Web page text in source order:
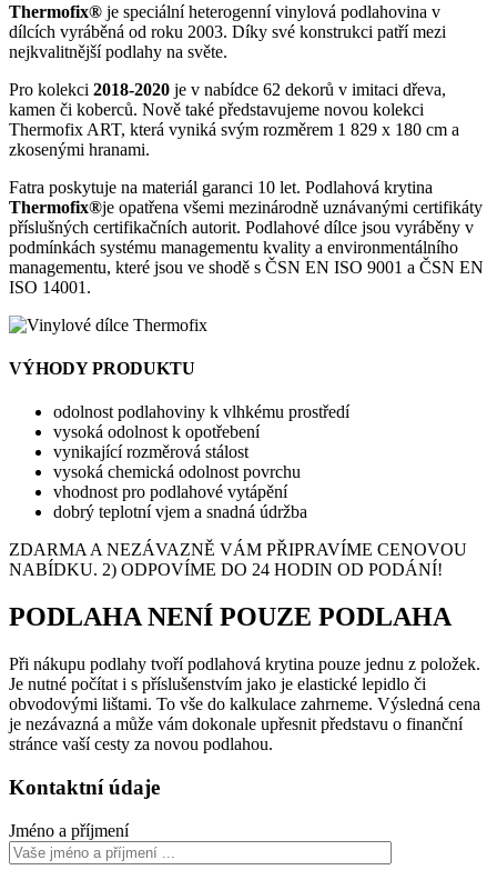
Thermofix® je speciální heterogenní vinylová podlahovina v
dílcích vyráběná od roku 2003. Díky své konstrukci patří mezi
nejkvalitnější podlahy na světe.
Pro kolekci 2018-2020 je v nabídce 62 dekorů v imitaci dřeva,
kamen či koberců. Nově také představujeme novou kolekci
Thermofix ART, která vyniká svým rozměrem 1 829 x 180 cm a
zkosenými hranami.
Fatra poskytuje na materiál garanci 10 let. Podlahová krytina
Thermofix®je opatřena všemi mezinárodně uznávanými certifikáty
příslušných certifikačních autorit. Podlahové dílce jsou vyráběny v
podmínkách systému managementu kvality a environmentálního
managementu, které jsou ve shodě s ČSN EN ISO 9001 a ČSN EN
ISO 14001.
VÝHODY PRODUKTU
odolnost podlahoviny k vlhkému prostředí
vysoká odolnost k opotřebení
vynikající rozměrová stálost
vysoká chemická odolnost povrchu
vhodnost pro podlahové vytápění
dobrý teplotní vjem a snadná údržba
ZDARMA A NEZÁVAZNĚ VÁM PŘIPRAVÍME CENOVOU
NABÍDKU. 2) ODPOVÍME DO 24 HODIN OD PODÁNÍ!
PODLAHA NENÍ POUZE PODLAHA
Při nákupu podlahy tvoří podlahová krytina pouze jednu z položek.
Je nutné počítat i s příslušenstvím jako je elastické lepidlo či
obvodovými lištami. To vše do kalkulace zahrneme. Výsledná cena
je nezávazná a může vám dokonale upřesnit představu o finanční
stránce vaší cesty za novou podlahou.
Kontaktní údaje
Jméno a příjmení